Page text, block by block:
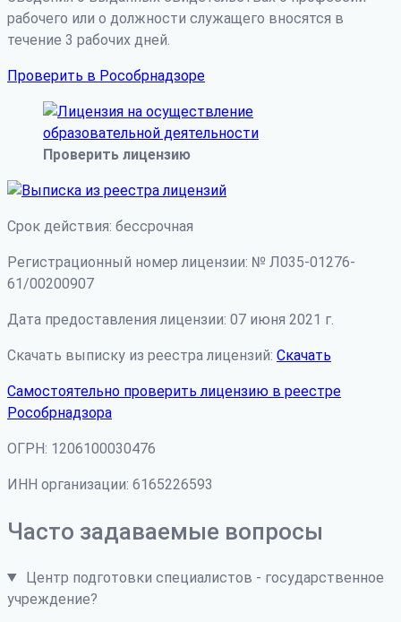
рабочего или о должности служащего вносятся в
течение 3 рабочих дней.
Проверить в Рособрнадзоре
Проверить лицензию
Срок действия: бессрочная
Регистрационный номер лицензии: № Л035-01276-
61/00200907
Дата предоставления лицензии: 07 июня 2021 г.
Скачать выписку из реестра лицензий: Скачать
Самостоятельно проверить лицензию в реестре
Рособрнадзора
ОГРН: 1206100030476
ИНН организации: 6165226593
Часто задаваемые вопросы
Центр подготовки специалистов - государственное
учреждение?